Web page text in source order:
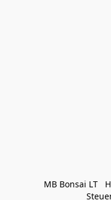
MB Bonsai LT